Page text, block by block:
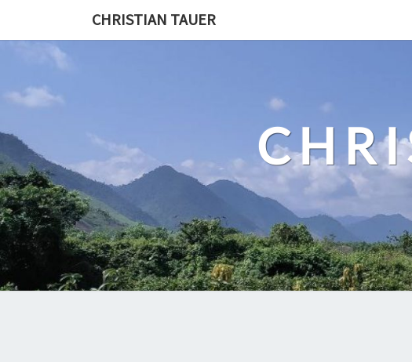
CHRISTIAN TAUER